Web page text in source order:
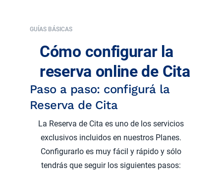
GUÍAS BÁSICAS
Cómo configurar la
reserva online de Cita
Paso a paso: configurá la
Reserva de Cita
La Reserva de Cita es uno de los servicios
exclusivos incluidos en nuestros Planes.
Configurarlo es muy fácil y rápido y sólo
tendrás que seguir los siguientes pasos: